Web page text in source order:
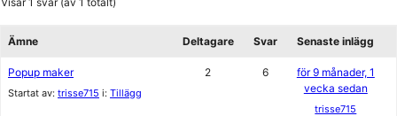
Ämne Deltagare Svar Senaste inlägg
Popup maker
Startat av: trisse715 i: Tillägg
2 6
för 9 månader, 1
vecka sedan
trisse715